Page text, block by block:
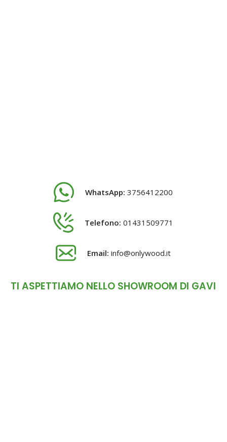
WhatsApp: 3756412200
Telefono: 01431509771
Email: info@onlywood.it
TI ASPETTIAMO NELLO SHOWROOM DI GAVI